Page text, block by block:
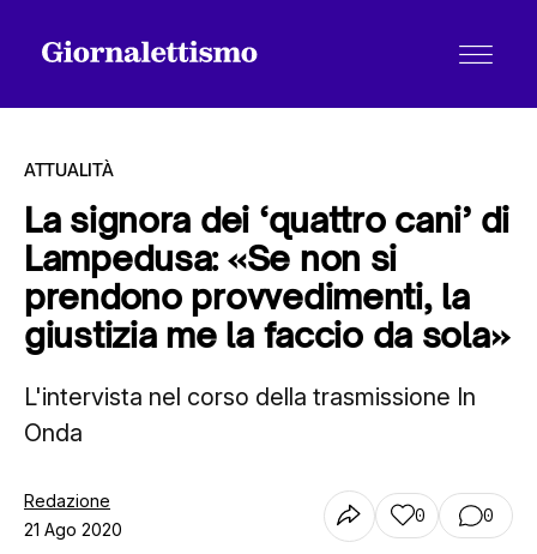
Tutti gli articoli
Chi siamo
ATTUALITÀ
La signora dei ‘quattro cani’ di
Lampedusa: «Se non si
prendono provvedimenti, la
giustizia me la faccio da sola»
L'intervista nel corso della trasmissione In
Onda
Redazione
21 Ago 2020
0 0